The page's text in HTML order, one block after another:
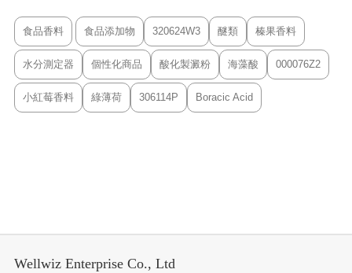
食品香料 食品添加物 320624W3 醚類 榛果香料
水分測定器 個性化商品 酸化製澱粉 海藻酸 000076Z2
小紅莓香料 綠薄荷 306114P Boracic Acid
Wellwiz Enterprise Co., Ltd